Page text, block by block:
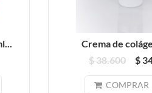
Crema de
$ 38.600
$
COMPRAR